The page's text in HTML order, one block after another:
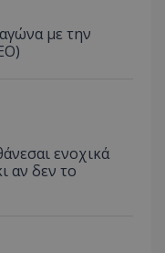
με την
ενοχικά
αν δεν το